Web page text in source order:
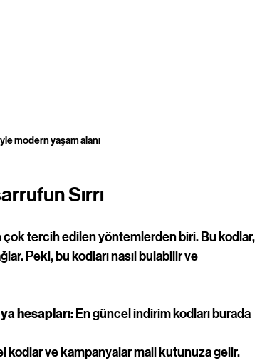
modern yaşam alanı
Sırrı
tercih edilen yöntemlerden biri. Bu kodlar,
Peki, bu kodları nasıl bulabilir ve
hesapları: En güncel indirim kodları burada
kodlar ve kampanyalar mail kutunuza gelir.